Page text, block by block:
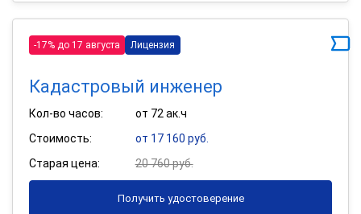
-17% до 17 августа Лицензия
Кадастровый инженер
Кол-во часов:
от 72 ак.ч
Стоимость:
от 17 160 руб.
Старая цена:
20 760 руб.
Получить удостоверение